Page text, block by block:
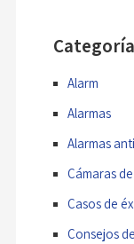
Alarm
Alarmas
Alarmas
Cámaras
Casos de
Consejos